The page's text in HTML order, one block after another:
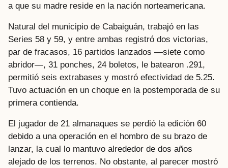
a que su madre reside en la nación norteamericana.
Natural del municipio de Cabaiguán, trabajó en las
Series 58 y 59, y entre ambas registró dos victorias,
par de fracasos, 16 partidos lanzados —siete como
abridor—, 31 ponches, 24 boletos, le batearon .291,
permitió seis extrabases y mostró efectividad de 5.25.
Tuvo actuación en un choque en la postemporada de su
primera contienda.
El jugador de 21 almanaques se perdió la edición 60
debido a una operación en el hombro de su brazo de
lanzar, la cual lo mantuvo alrededor de dos años
alejado de los terrenos. No obstante, al parecer mostró